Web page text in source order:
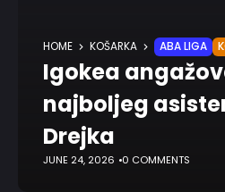
HOME KOŠARKA ABA LIGA
Igokea
najboljeg
Drejka
JUNE 24, 2026 0 COMMENTS